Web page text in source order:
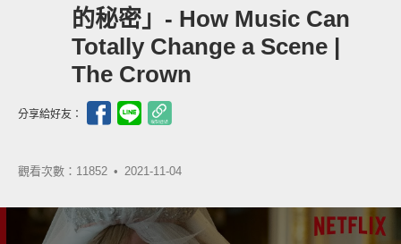
的秘密」- How Music Can
Totally Change a Scene |
The Crown
分享給好友：
觀看次數：11852 • 2021-11-04